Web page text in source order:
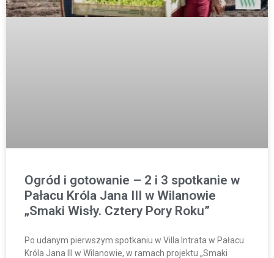
Ogród i gotowanie – 2 i 3 spotkanie w
Pałacu Króla Jana III w Wilanowie
„Smaki Wisły. Cztery Pory Roku”
Po udanym pierwszym spotkaniu w Villa Intrata w Pałacu
Króla Jana III w Wilanowie, w ramach projektu „Smaki